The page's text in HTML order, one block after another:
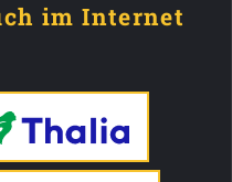
im Internet